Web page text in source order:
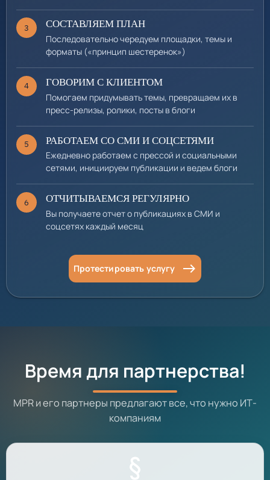
3 СОСТАВЛЯЕМ ПЛАН
Последовательно чередуем площадки, темы и
форматы («принцип шестеренок»)
4 ГОВОРИМ С КЛИЕНТОМ
Помогаем придумывать темы, превращаем их в
пресс-релизы, ролики, посты в блоги
5 РАБОТАЕМ СО СМИ И СОЦСЕТЯМИ
Ежедневно работаем с прессой и социальными
сетями, инициируем публикации и ведем блоги
6 ОТЧИТЫВАЕМСЯ РЕГУЛЯРНО
Вы получаете отчет о публикациях в СМИ и
соцсетях каждый месяц
Протестировать услугу east
Время для партнерства!
MPR и его партнеры предлагают все, что нужно ИТ-
компаниям